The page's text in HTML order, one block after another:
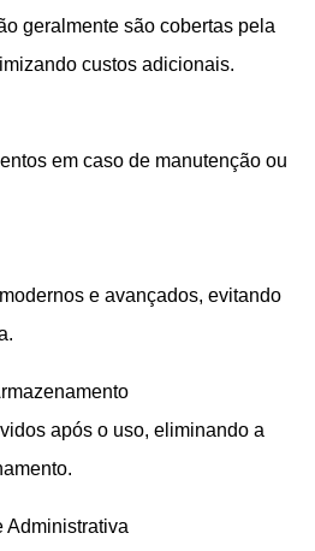
geralmente são cobertas pela
custos adicionais.
em caso de manutenção ou
e avançados, evitando
após o uso, eliminando a
Administrativa